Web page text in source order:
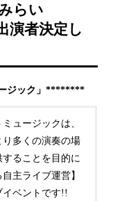
らい
演者決定し
ジック」********
ュージックは、
多くの演奏の場
ることを目的に
主ライブ運営】
イベントです!!